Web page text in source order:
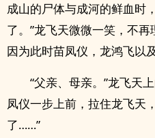
成山的尸体与成河的鲜血时
了。”龙飞天微微一笑，不
因为此时苗凤仪，龙鸿飞以
“父亲、母亲。”龙飞天
凤仪一步上前，拉住龙飞天
了……”